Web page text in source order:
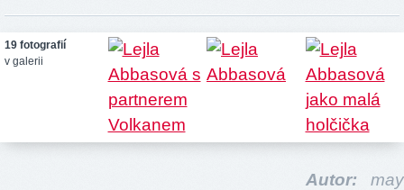
19 fotografií
v galerii
Autor: may